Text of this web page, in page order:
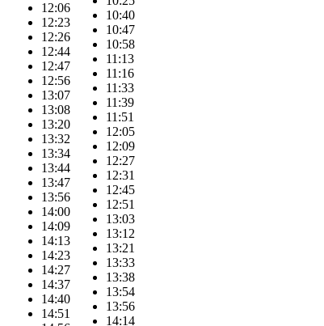
12:06
12:23
12:26
12:44
12:47
12:56
13:07
13:08
13:20
13:32
13:34
13:44
13:47
13:56
14:00
14:09
14:13
14:23
14:27
14:37
14:40
14:51
10:40
10:47
10:58
11:13
11:16
11:33
11:39
11:51
12:05
12:09
12:27
12:31
12:45
12:51
13:03
13:12
13:21
13:33
13:38
13:54
13:56
14:14